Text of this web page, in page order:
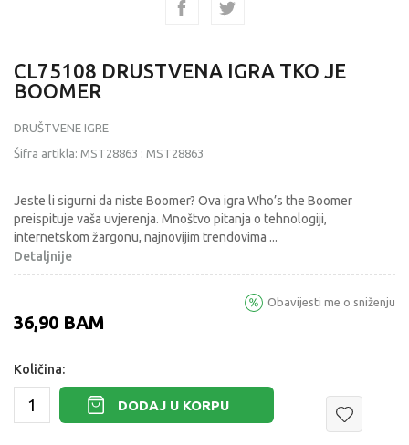
CL75108 DRUSTVENA IGRA TKO JE
BOOMER
DRUŠTVENE IGRE
Šifra artikla: MST28863 : MST28863
Jeste li sigurni da niste Boomer? Ova igra Who’s the Boomer
preispituje vaša uvjerenja. Mnoštvo pitanja o tehnologiji,
internetskom žargonu, najnovijim trendovima ...
Detaljnije
36,90 BAM
Obavijesti me o sniženju
Količina:
DODAJ U KORPU